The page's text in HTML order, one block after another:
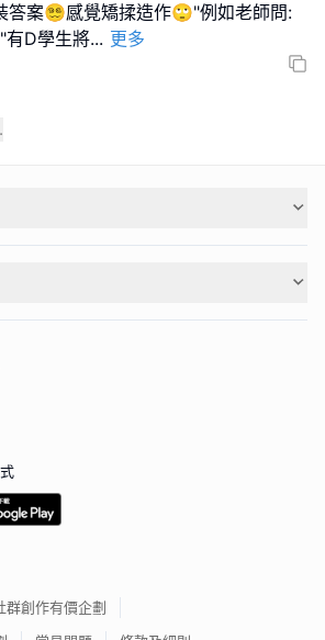
案😵‍💫感覺矯揉造作🙄"例如老師問:
有D學生將... 更多
群創作有價企劃